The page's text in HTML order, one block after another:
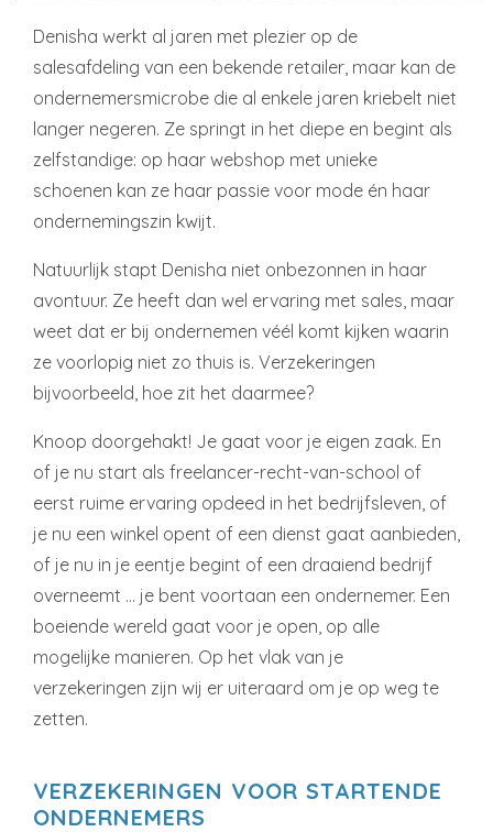
Denisha werkt al jaren met plezier op de
salesafdeling van een bekende retailer, maar kan de
ondernemersmicrobe die al enkele jaren kriebelt niet
langer negeren. Ze springt in het diepe en begint als
zelfstandige: op haar webshop met unieke
schoenen kan ze haar passie voor mode én haar
ondernemingszin kwijt.
Natuurlijk stapt Denisha niet onbezonnen in haar
avontuur. Ze heeft dan wel ervaring met sales, maar
weet dat er bij ondernemen véél komt kijken waarin
ze voorlopig niet zo thuis is. Verzekeringen
bijvoorbeeld, hoe zit het daarmee?
Knoop doorgehakt! Je gaat voor je eigen zaak. En
of je nu start als freelancer-recht-van-school of
eerst ruime ervaring opdeed in het bedrijfsleven, of
je nu een winkel opent of een dienst gaat aanbieden,
of je nu in je eentje begint of een draaiend bedrijf
overneemt … je bent voortaan een ondernemer. Een
boeiende wereld gaat voor je open, op alle
mogelijke manieren. Op het vlak van je
verzekeringen zijn wij er uiteraard om je op weg te
zetten.
VERZEKERINGEN VOOR STARTENDE
ONDERNEMERS